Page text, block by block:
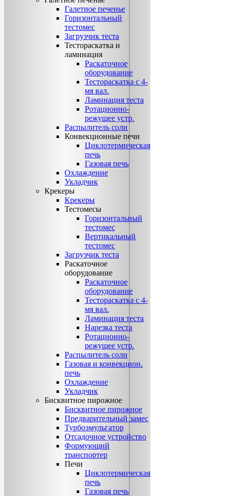
Галетное печенье
Горизонтальный
тестомес
Загрузчик теста
Тестораскатка и
ламинация
Раскаточное
оборудование
Тестораскатка с 4-
мя вал.
Ламинация теста
Ротационно-
режущее устр.
Распылитель соли
Конвекционные печи
Циклотермическая
печь
Газовая печь
Охлаждение
Укладчик
Крекеры
Крекеры
Тестомесы
Горизонтальный
тестомес
Вертикальный
тестомес
Загрузчик теста
Раскаточное
оборудование
Раскаточное
оборудование
Тестораскатка с 4-
мя вал.
Ламинация теста
Нарезка теста
Ротационно-
режущее устр.
Распылитель соли
Газовая и конвекцион.
печь
Охлаждение
Укладчик
Бисквитное пирожное
Бисквитное пирожное
Предварительный замес
Турбоэмульгатор
Отсадочное устройство
Формующий
транспортер
Печи
Циклотермическая
печь
Газовая печь